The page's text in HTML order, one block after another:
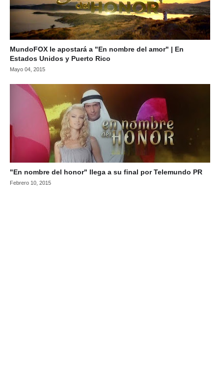
MundoFOX le apostará a "En nombre del amor" | En
Estados Unidos y Puerto Rico
Mayo 04, 2015
"En nombre del honor" llega a su final por Telemundo PR
Febrero 10, 2015